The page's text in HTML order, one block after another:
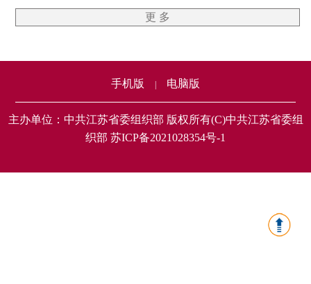
更 多
手机版 电脑版
主办单位：中共江苏省委组织部 版权所有(C)中共江苏省委组
织部 苏ICP备2021028354号-1